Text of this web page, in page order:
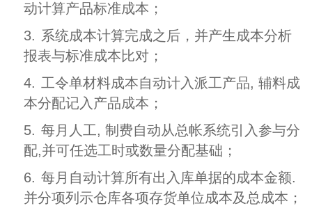
动计算产品标准成本；
3. 系统成本计算完成之后，并产生成本分析
报表与标准成本比对；
4. 工令单材料成本自动计入派工产品, 辅料成
本分配记入产品成本；
5. 每月人工, 制费自动从总帐系统引入参与分
配,并可任选工时或数量分配基础；
6. 每月自动计算所有出入库单据的成本金额.
并分项列示仓库各项存货单位成本及总成本；